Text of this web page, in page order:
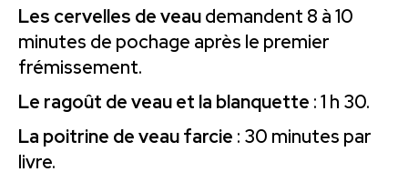
Les cervelles de veaudemandent 8 à 10
minutes de pochage après le premier
frémissement.
Le ragoût de veau et la blanquette : 1 h 30.
La poitrine de veau farcie : 30 minutes par
livre.